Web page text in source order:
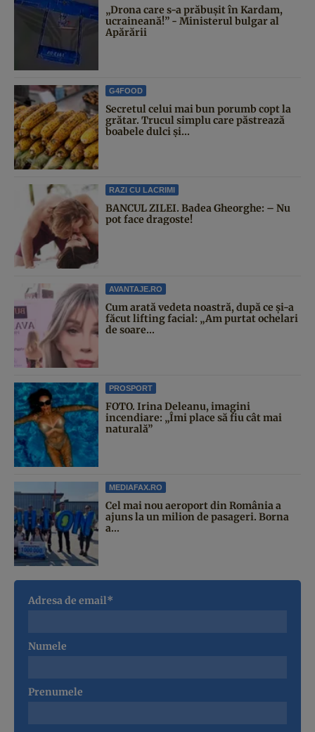
„Drona care s-a prăbușit în Kardam,
ucraineană!” - Ministerul bulgar al
Apărării
G4FOOD
Secretul celui mai bun porumb copt la
grătar. Trucul simplu care păstrează
boabele dulci și...
RAZI CU LACRIMI
BANCUL ZILEI. Badea Gheorghe: – Nu
pot face dragoste!
AVANTAJE.RO
Cum arată vedeta noastră, după ce și-a
făcut lifting facial: „Am purtat ochelari
de soare...
PROSPORT
FOTO. Irina Deleanu, imagini
incendiare: „Îmi place să fiu cât mai
naturală”
MEDIAFAX.RO
Cel mai nou aeroport din România a
ajuns la un milion de pasageri. Borna
a...
Adresa de email*
Numele
Prenumele